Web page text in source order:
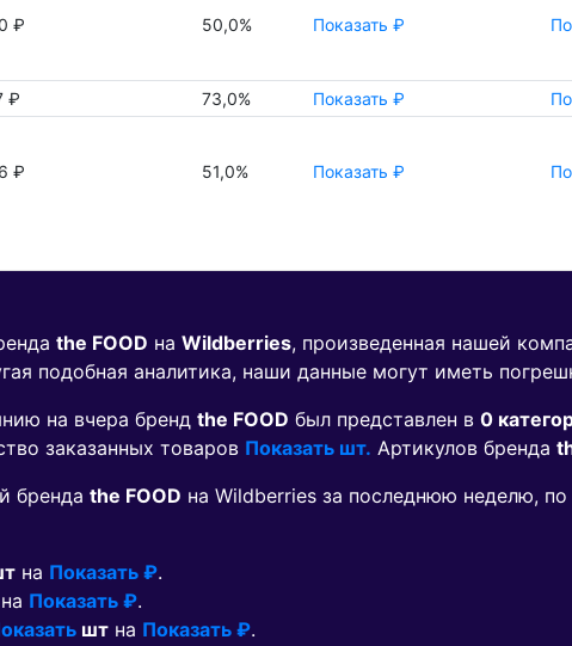
₽ 50,0% Показать ₽
₽ 73,0% Показать ₽
₽ 51,0% Показать ₽
the FOOD на Wildberries, произведенная нашей
подобная аналитика, наши данные могут иметь
на вчера бренд the FOOD был представлен в 0
заказанных товаров Показать шт. Артикулов бренда
бренда the FOOD на Wildberries за последнюю неделю,
на Показать ₽.
на Показать ₽.
шт на Показать ₽.